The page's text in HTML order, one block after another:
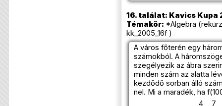
16. találat: Kavics Kupa
Témakör: *Algebra
kk_2005_16f )
A város főterén egy
számokból. A
szegélyezik az ábra
minden szám az alatta
kezdődő sorban álló
nel. Mi a maradék, ha
4
7